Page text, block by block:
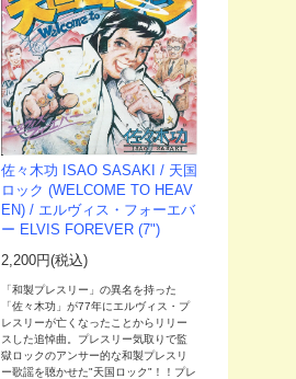
佐々木功 ISAO SASAKI / 天国
ロック (WELCOME TO HEAV
EN) / エルヴィス・フォーエバ
ー ELVIS FOREVER (7")
2,200円(税込)
「和製プレスリー」の異名を持った
「佐々木功」が77年にエルヴィス・プ
レスリーが亡くなったことからリリー
スした追悼曲。プレスリー気取りで監
獄ロックのアンサー的な和製プレスリ
ー歌謡を聴かせた"天国ロック"！！プレ